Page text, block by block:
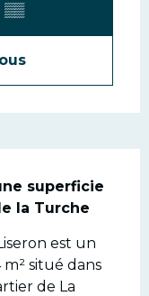
▒▒
superficie
la Turche
est un
situé dans
de La